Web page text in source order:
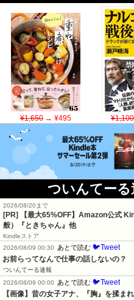
¥1,650→ ¥495 ¥1,100
ついんてー
2026/08/20まで
[PR]
【最大65%OFF】Amazon公式
般）『ときちゃん』他
Kindleストア
2026/08/09 00:30
あとで読む 🐦Tweet
お前らってなんで仕事の話しないの？
ついんてーる速報
2026/08/09 00:00
あとで読む 🐦Tweet
【画像】昔の女子アナ、『胸』を揉ま